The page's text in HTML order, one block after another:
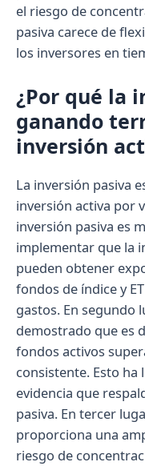
el riesgo de
pasiva carece de
los inversores en
¿Por qué la
ganando
inversión
La inversión pasiva
inversión activa por
inversión pasiva es
implementar que la
pueden obtener
fondos de índice y
gastos. En segundo
demostrado que es
fondos activos
consistente. Esto ha
evidencia que
pasiva. En tercer
proporciona una
riesgo de